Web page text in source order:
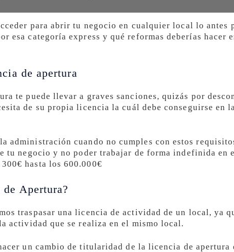
para abrir tu negocio en cualquier local lo antes
esa categoría express y qué reformas deberías hacer
de apertura
te puede llevar a graves sanciones, quizás por
de su propia licencia la cuál debe conseguirse en
administración cuando no cumples con estos
tu negocio y no poder trabajar de forma indefinida en
hasta los 600.000€
Apertura?
traspasar una licencia de actividad de un local, ya
actividad que se realiza en el mismo local.
un cambio de titularidad de la licencia de apertura